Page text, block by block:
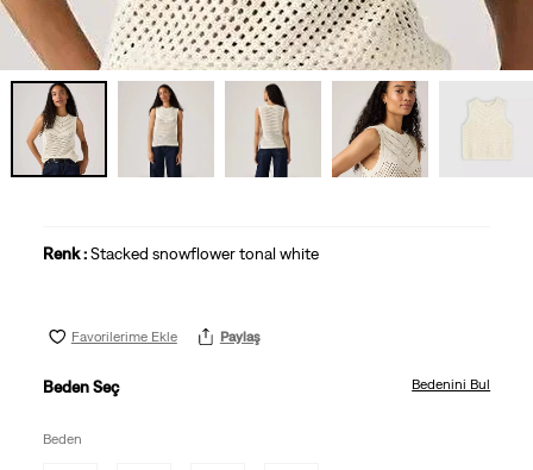
Renk :Stacked snowflower tonal white
Favorilerime Ekle Paylaş
Beden Seç Bedenini Bul
Beden